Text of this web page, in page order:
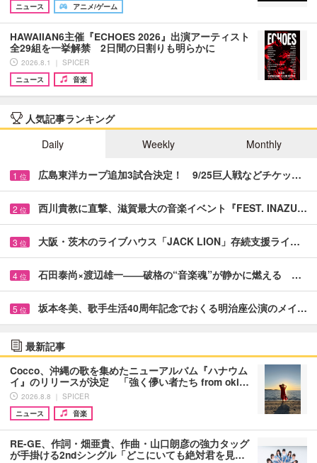
ニュース
アニメ/ゲーム
HAWAIIAN6主催『ECHOES 2026』出演アーティスト
全29組を一挙解禁 2日間の日割りも明らかに
2026.8.1 ｜ SPICER
ニュース
音楽
人気記事ランキング
Daily
Weekly Monthly
1 位 広島東洋カープ追加3試合決定！ 9/25巨人戦などチケッ…
2 位 西川貴教に直撃、滋賀最大の音楽イベント『FEST. INAZU…
3 位 大阪・茨木のライブハウス「JACK LION」存続支援ライ…
4 位 石田泰尚×渡辺雄一――破格の“音楽魂”が静かに燃える …
5 位 坂本冬美、歌手生活40周年記念でおくる明治座公演のメイ…
最新記事
Cocco、沖縄の歌を集めたニューアルバム『ハナウム
イ』のリリースが決定 「強く儚い者たち from oki…
2026.8.8 ｜ SPICER
ニュース
音楽
RE-GE、作詞・畑亜貴、作曲・山口朗彦の強力タッグ
が手掛ける2ndシングル「どこにいても絶対君を見…